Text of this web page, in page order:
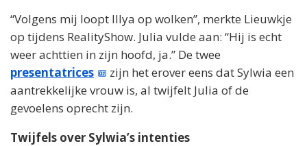
“Volgens mij loopt Illya op wolken”, merkte Lieuwkje
op tijdens RealityShow. Julia vulde aan: “Hij is echt
weer achttien in zijn hoofd, ja.” De twee
presentatrices
zijn het erover eens dat Sylwia een
aantrekkelijke vrouw is, al twijfelt Julia of de
gevoelens oprecht zijn.
Twijfels over Sylwia’s intenties